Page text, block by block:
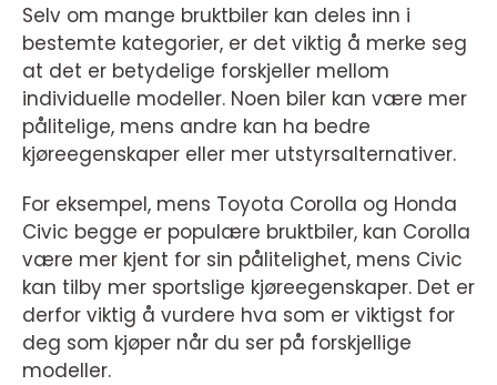
Selv om mange bruktbiler kan deles inn i
bestemte kategorier, er det viktig å merke seg
at det er betydelige forskjeller mellom
individuelle modeller. Noen biler kan være mer
pålitelige, mens andre kan ha bedre
kjøreegenskaper eller mer utstyrsalternativer.
For eksempel, mens Toyota Corolla og Honda
Civic begge er populære bruktbiler, kan Corolla
være mer kjent for sin pålitelighet, mens Civic
kan tilby mer sportslige kjøreegenskaper. Det er
derfor viktig å vurdere hva som er viktigst for
deg som kjøper når du ser på forskjellige
modeller.